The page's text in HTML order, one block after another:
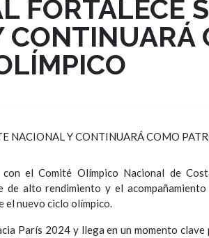
FORTALECE
CONTINUARÁ
el Comité Olímpico Nacional de
de alto rendimiento y el
el nuevo ciclo olímpico.
París 2024 y llega en un momento clave